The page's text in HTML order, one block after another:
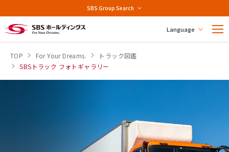
Language
SBS Group Search
TOP For Your Dreams.
トラック図鑑
SBSトラック フォトギャラリー